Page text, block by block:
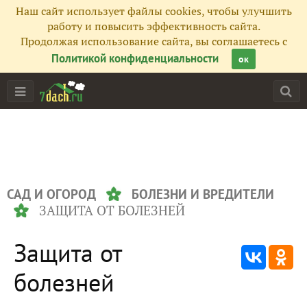
Наш сайт использует файлы cookies, чтобы улучшить
работу и повысить эффективность сайта.
Продолжая использование сайта, вы соглашаетесь с
Политикой конфиденциальности
ок
САД И ОГОРОД БОЛЕЗНИ И ВРЕДИТЕЛИ
ЗАЩИТА ОТ БОЛЕЗНЕЙ
Защита от
болезней